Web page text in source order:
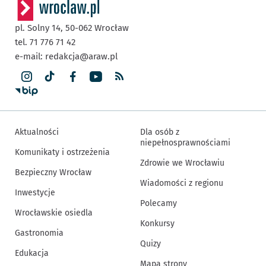
pl. Solny 14, 50-062 Wrocław
tel. 71 776 71 42
e-mail: redakcja@araw.pl
Aktualności
Komunikaty i ostrzeżenia
Bezpieczny Wrocław
Inwestycje
Wrocławskie osiedla
Gastronomia
Edukacja
Dla osób z
niepełnosprawnościami
Zdrowie we Wrocławiu
Wiadomości z regionu
Polecamy
Konkursy
Quizy
Mapa strony